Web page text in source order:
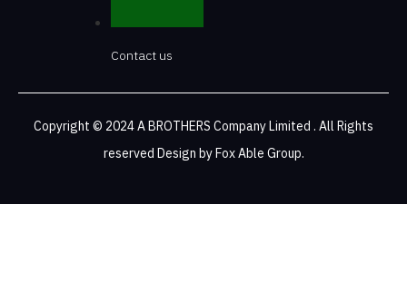
Contact us
Copyright © 2024 A BROTHERS Company Limited . All Rights
reserved Design byFox Able Group.